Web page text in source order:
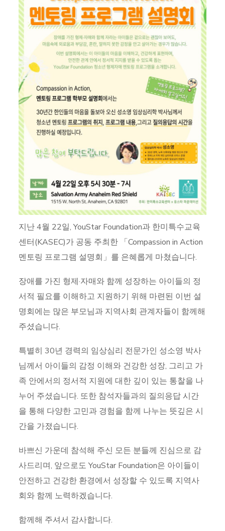
지난 4월 22일, YouStar Foundation과 한미특수교육
센터(KASEC)가 공동 주최한 「Compassion in Action
멘토링 프로그램 설명회」를 은혜롭게 마쳤습니다.
장애를 가진 형제·자매와 함께 성장하는 아이들의 정
서적 필요를 이해하고 지원하기 위해 마련된 이번 설
명회에는 많은 부모님과 지역사회 관계자들이 함께해
주셨습니다.
특별히 30년 경력의 임상심리 전문가인 성소영 박사
님께서 아이들의 감정 이해와 건강한 성장, 그리고 가
족 안에서의 정서적 지원에 대한 깊이 있는 통찰을 나
누어 주셨습니다. 또한 참석자들과의 질의응답 시간
을 통해 다양한 고민과 경험을 함께 나누는 뜻깊은 시
간을 가졌습니다.
바쁘신 가운데 참석해 주신 모든 분들께 진심으로 감
사드리며, 앞으로도 YouStar Foundation은 아이들이
안전하고 건강한 환경에서 성장할 수 있도록 지역사
회와 함께 노력하겠습니다.
함께해 주셔서 감사합니다.